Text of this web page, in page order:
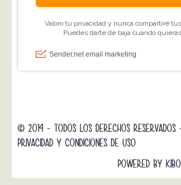
© 2014 - TODOS LOS DERECHOS RESERVADOS
PRIVACIDAD Y CONDICIONES DE USO
POWERED BY